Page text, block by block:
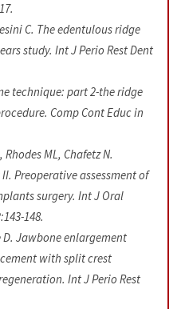
C. The edentulous ridge
study. Int J Perio Rest Dent
technique: part 2-the ridge
Comp Cont Educ in
ML, Chafetz N.
Preoperative assessment of
surgery. Int J Oral
148.
Jawbone enlargement
with split crest
Int J Perio Rest